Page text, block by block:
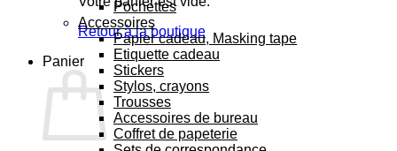
Retour à la boutique
Panier
Pochettes
Accessoires
Papier cadeau, Masking tape
Etiquette cadeau
Stickers
Stylos, crayons
Trousses
Accessoires de bureau
Coffret de papeterie